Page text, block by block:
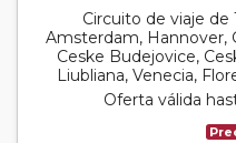
Circuito de viaje de
Amsterdam, Hannover,
Ceske Budejovice,
Liubliana, Venecia,
Oferta válida